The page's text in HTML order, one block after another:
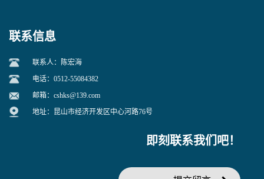
联系信息
联系人：陈宏海
电话：0512-55084382
邮箱： cshks@139.com
地址：昆山市经济开发区中心河路76号
即刻联系我们吧！